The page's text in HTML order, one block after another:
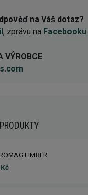
na Váš dotaz?
, zprávu na Facebooku
VÝROBCE
LIMBER